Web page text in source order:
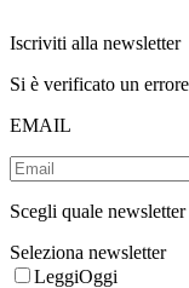
Iscriviti alla newsletter
Si è verificato un
EMAIL
Scegli quale
Seleziona newsletter
LeggiOggi